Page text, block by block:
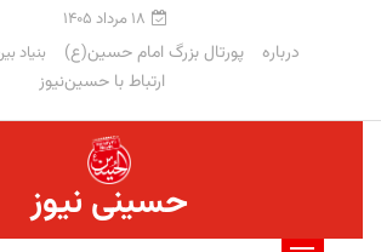
۱۸ مرداد ۱۴۰۵
درباره پورتال بزرگ امام حسین(ع) بنیاد
ارتباط با حسین‌نیوز
حسینی نیوز